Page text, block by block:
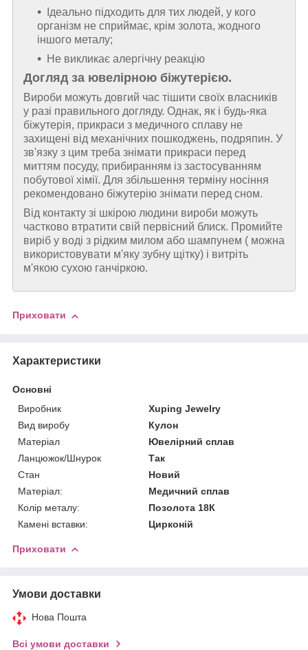
Ідеально підходить для тих людей, у кого
організм не сприймає, крім золота, жодного
іншого металу;
Не викликає алергічну реакцію
Догляд за ювелірною біжутерією.
Вироби можуть довгий час тішити своїх власників
у разі правильного догляду. Однак, як і будь-яка
біжутерія, прикраси з медичного сплаву не
захищені від механічних пошкоджень, подряпин. У
зв'язку з цим треба знімати прикраси перед
миттям посуду, прибиранням із застосуванням
побутової хімії. Для збільшення терміну носіння
рекомендовано біжутерію знімати перед сном.
Від контакту зі шкірою людини вироби можуть
частково втратити свій первісний блиск. Промийте
виріб у воді з рідким милом або шампунем ( можна
використовувати м'яку зубну щітку) і витріть
м'якою сухою ганчіркою.
Приховати
Характеристики
Основні
Виробник
Xuping Jewelry
Вид виробу
Кулон
Матеріал
Ювелірний сплав
Ланцюжок/Шнурок
Так
Стан
Новий
Матеріал:
Медичний сплав
Колір металу:
Позолота 18К
Камені вставки:
Цирконій
Приховати
Умови доставки
Нова Пошта
Всі умови доставки